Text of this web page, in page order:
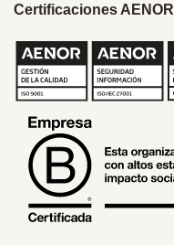
Certificaciones AENOR